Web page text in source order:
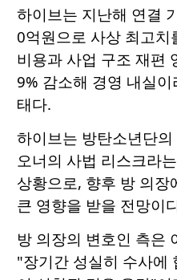
하이브는 지난해 연결
0억원으로 사상 최고치
비용과 사업 구조 재편
9% 감소해 경영 내실
태다.
하이브는 방탄소년단
오너의 사법 리스크라
상황으로, 향후 방 의
큰 영향을 받을 전망이
방 의장의 변호인 측은
"장기간 성실히 수사에